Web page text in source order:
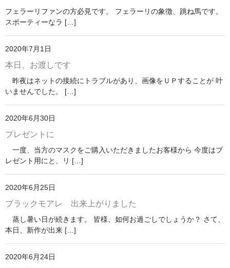
フェラーリファンの方必見です。 フェラーリの象徴、跳ね馬です。
スポーティーなラ […]
2020年7月1日
本日、お渡しです
昨夜はネットの接続にトラブルがあり、画像をＵＰすることが 叶
いませんでした。 […]
2020年6月30日
プレゼントに
一度、当方のマスクをご購入いただきましたお客様から 今度はプ
レゼント用にと、リ […]
2020年6月25日
ブラックモアレ 出来上がりました
蒸し暑い日が続きます。 皆様、如何お過ごしでしょうか？ さて、
本日、新作が出来 […]
2020年6月24日